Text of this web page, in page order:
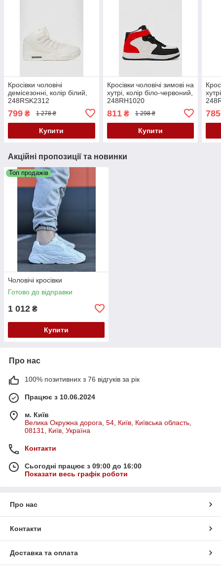
Кросівки чоловічі
демісезонні, колір білий,
248RSK2312
799 ₴ 1 278 ₴
Купити
Кросівки чоловічі зимові на
хутрі, колір біло-червоний,
248RH1020
811₴ 1 298 ₴
Купити
785
Акційні пропозиції та новинки
Топ продажів
Чоловічі кросівки
Готово до відправки
1 012 ₴
Купити
Про нас
100% позитивних з 76 відгуків за рік
Працює з 10.06.2024
м. Київ
Велика Окружна дорога, 54, Київ, Київська область,
08131, Київ, Україна
Контакти
Сьогодні працює з 09:00 до 16:00
Показати весь графік роботи
Про нас
Контакти
Доставка та оплата